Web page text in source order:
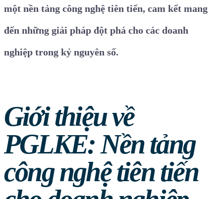
một nền tảng công nghệ tiên tiến, cam kết mang
đến những giải pháp đột phá cho các doanh
nghiệp trong kỷ nguyên số.
Giới thiệu về
PGLKE: Nền tảng
công nghệ tiên tiến